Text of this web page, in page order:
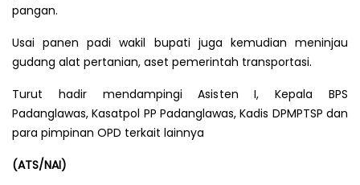
pangan.
Usai panen padi wakil bupati juga kemudian meninjau
gudang alat pertanian, aset pemerintah transportasi.
Turut hadir mendampingi Asisten I, Kepala BPS
Padanglawas, Kasatpol PP Padanglawas, Kadis DPMPTSP dan
para pimpinan OPD terkait lainnya
(ATS/NAI)